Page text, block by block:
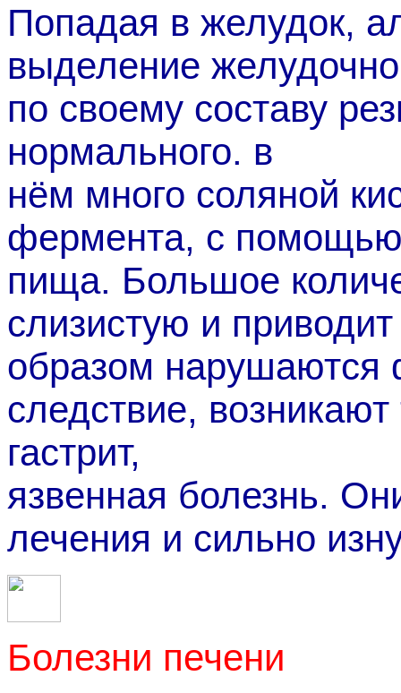
Попадая в желудок,
выделение
по своему составу
нормального. в
нём много соляной
фермента, с помощью
пища. Большое
слизистую и
образом нарушаются
следствие,
гастрит,
язвенная болезнь.
лечения и сильно
Болезни печени